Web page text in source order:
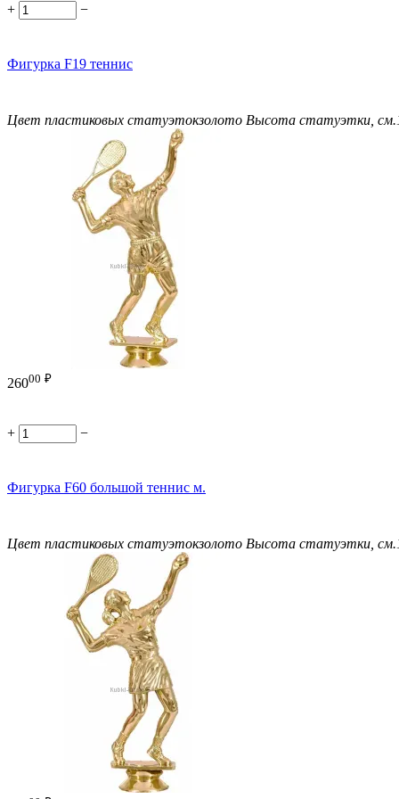
+ −
Фигурка F19 теннис
Цвет пластиковых статуэтокзолото Высота статуэтки, см.
26000 ₽
+ −
Фигурка F60 большой теннис м.
Цвет пластиковых статуэтокзолото Высота статуэтки, см.